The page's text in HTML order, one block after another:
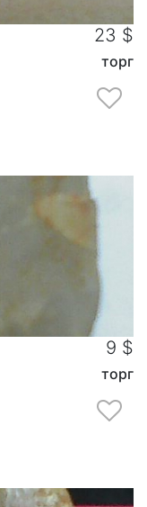
23 $
торг
9 $
торг